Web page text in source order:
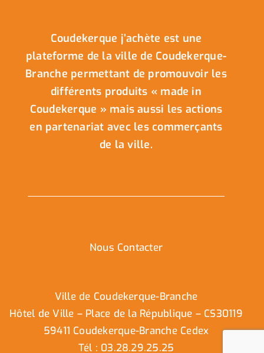
Coudekerque j’achète est une
plateforme de la ville de Coudekerque-
Branche permettant de promouvoir les
différents produits « made in
Coudekerque » mais aussi les actions
en partenariat avec les commerçants
de la ville.
Nous Contacter
Ville de Coudekerque-Branche
Hôtel de Ville – Place de la République – CS30119
59411 Coudekerque-Branche Cedex
Tél : 03.28.29.25.25